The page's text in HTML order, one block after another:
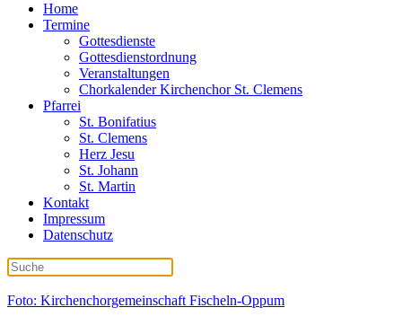
Home
Termine
Gottesdienste
Gottesdienstordnung
Veranstaltungen
Chorkalender Kirchenchor St. Clemens
Pfarrei
St. Bonifatius
St. Clemens
Herz Jesu
St. Johann
St. Martin
Kontakt
Impressum
Datenschutz
Foto: Kirchenchorgemeinschaft Fischeln-Oppum